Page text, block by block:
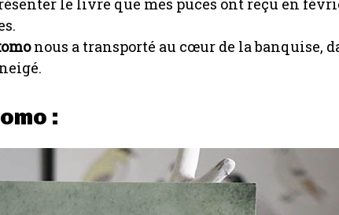
nous a transporté au cœur de la banquise,
: